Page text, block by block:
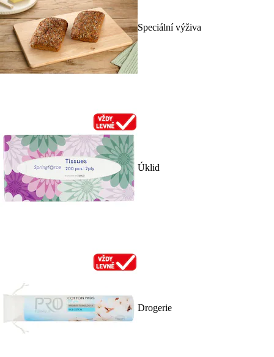
Speciální výživa
Úklid
Drogerie